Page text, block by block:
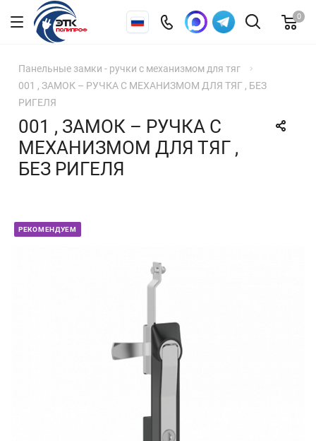
0
Панельные замки - ручки с механизмом для тяг
001 , ЗАМОК – РУЧКА С МЕХАНИЗМОМ ДЛЯ ТЯГ , БЕЗ
РИГЕЛЯ
001 , ЗАМОК – РУЧКА С
МЕХАНИЗМОМ ДЛЯ ТЯГ ,
БЕЗ РИГЕЛЯ
РЕКОМЕНДУЕМ